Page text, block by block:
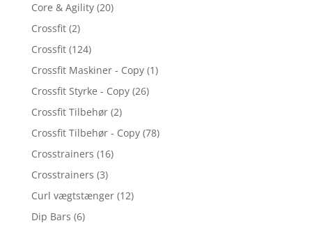
Core & Agility (20)
Crossfit (2)
Crossfit (124)
Crossfit Maskiner - Copy (1)
Crossfit Styrke - Copy (26)
Crossfit Tilbehør (2)
Crossfit Tilbehør - Copy (78)
Crosstrainers (16)
Crosstrainers (3)
Curl vægtstænger (12)
Dip Bars (6)